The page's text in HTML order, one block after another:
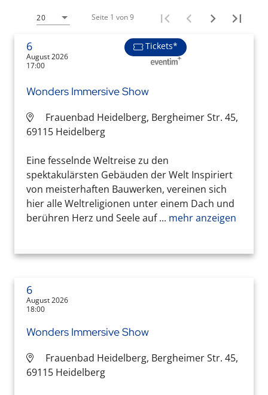
20 Seite 1 von 9
6
August 2026
17:00
Tickets*
Wonders Immersive Show
Frauenbad Heidelberg, Bergheimer Str. 45,
69115 Heidelberg
Eine fesselnde Weltreise zu den
spektakulärsten Gebäuden der Welt Inspiriert
von meisterhaften Bauwerken, vereinen sich
hier alle Weltreligionen unter einem Dach und
berühren Herz und Seele auf ... mehr anzeigen
6
August 2026
18:00
Wonders Immersive Show
Frauenbad Heidelberg, Bergheimer Str. 45,
69115 Heidelberg